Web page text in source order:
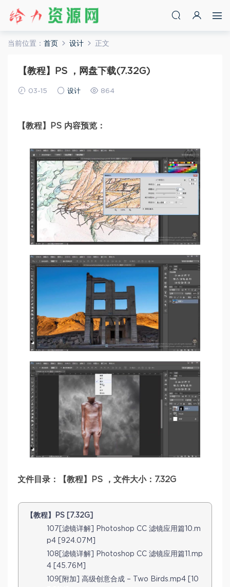
当前位置： 首页 设计 正文
【教程】PS ，网盘下载(7.32G)
03-15 设计 864
【教程】PS 内容预览：
文件目录：【教程】PS ，文件大小：7.32G
【教程】PS [7.32G]
107[滤镜详解] Photoshop CC 滤镜应用篇10.m
p4 [924.07M]
108[滤镜详解] Photoshop CC 滤镜应用篇11.mp
4 [45.76M]
109[附加] 高级创意合成 – Two Birds.mp4 [10